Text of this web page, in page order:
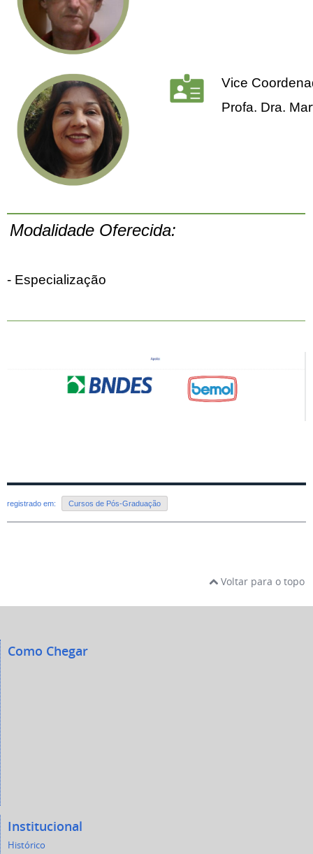
Vice
Profa. Dra.
Modalidade Oferecida:
- Especialização
registrado em: Cursos de Pós-Graduação
Voltar para o topo
Como Chegar
Institucional
Histórico